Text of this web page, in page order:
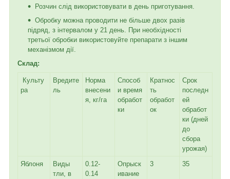
Розчин слід використовувати в день приготування.
Обробку можна проводити не більше двох разів
підряд, з інтервалом у 21 день. При необхідності
третьої обробки використовуйте препарати з іншим
механізмом дії.
Склад:
Культу
ра
Вредите
ль
Норма
внесени
я, кг/га
Способ
и время
обработ
ки
Кратнос
ть
обработ
ок
Срок
последн
ей
обработ
ки (дней
до
сбора
урожая)
Яблоня
Виды
тли, в
0.12-
0.14
Опрыск
ивание
3 35